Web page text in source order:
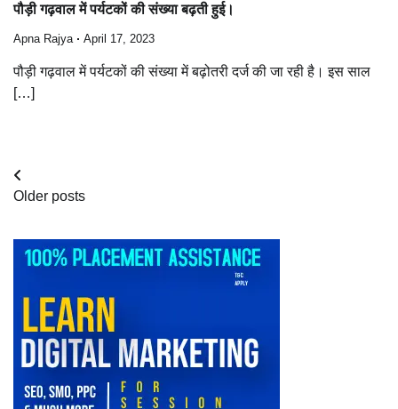
पौड़ी गढ़वाल में पर्यटकों की संख्या बढ़ती हुई।
Apna Rajya April 17, 2023
पौड़ी गढ़वाल में पर्यटकों की संख्या में बढ़ोतरी दर्ज की जा रही है। इस साल
[…]
Posts
navigation
Older posts